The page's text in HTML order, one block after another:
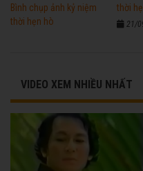
thời
21/
VIDEO XEM NHIỀU NHẤT